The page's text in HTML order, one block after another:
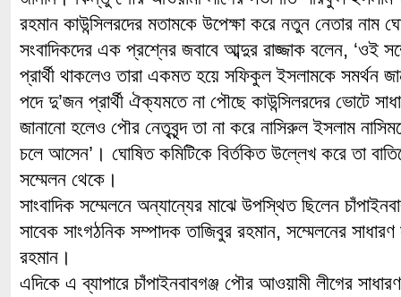
রহমান কাউন্সিলরদের মতামকে উপেক্ষা করে নতুন নেতার নাম
সংবাদিকদের এক প্রশ্নের জবাবে আব্দুর রাজ্জাক বলেন, ‘ওই
প্রার্থী থাকলেও তারা একমত হয়ে সফিকুল ইসলামকে সমর্থন
পদে দু’জন প্রার্থী ঐক্যমতে না পৌছে কাউন্সিলরদের ভোটে
জানানো হলেও পৌর নেতৃবৃন্দ তা না করে নাসিরুল ইসলাম
চলে আসেন’। ঘোষিত কমিটিকে বির্তকিত উল্লেখ করে তা
সম্মেলন থেকে।
সাংবাদিক সম্মেলনে অন্যান্যের মাঝে উপস্থিত ছিলেন
সাবেক সাংগঠনিক সম্পাদক তাজিবুর রহমান, সম্মেলনের সাধারণ
রহমান।
এদিকে এ ব্যাপারে চাঁপাইনবাবগঞ্জ পৌর আওয়ামী লীগের